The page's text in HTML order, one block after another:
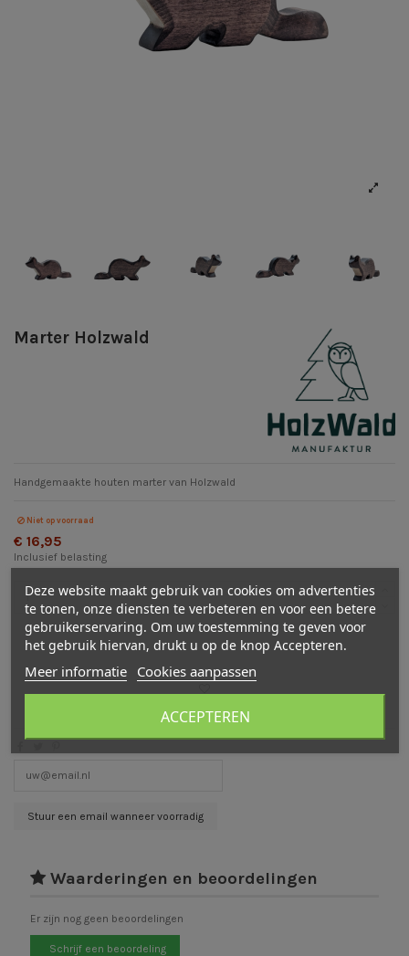
Marter Holzwald
Handgemaakte houten marter van Holzwald
Niet op voorraad
€ 16,95
Inclusief belasting
In winkelwagen
Waarderingen en beoordelingen
Er zijn nog geen beoordelingen
Schrijf een beoordeling
Deze website maakt gebruik van cookies om advertenties
te tonen, onze diensten te verbeteren en voor een betere
gebruikerservaring. Om uw toestemming te geven voor
het gebruik hiervan, drukt u op de knop Accepteren.
Meer informatie Cookies aanpassen
ACCEPTEREN